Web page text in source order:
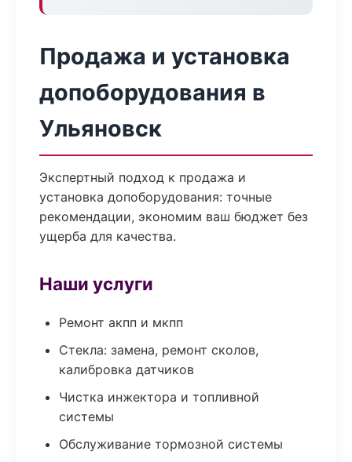
Продажа и установка
допоборудования в
Ульяновск
Экспертный подход к продажа и
установка допоборудования: точные
рекомендации, экономим ваш бюджет без
ущерба для качества.
Наши услуги
Ремонт акпп и мкпп
Стекла: замена, ремонт сколов,
калибровка датчиков
Чистка инжектора и топливной
системы
Обслуживание тормозной системы